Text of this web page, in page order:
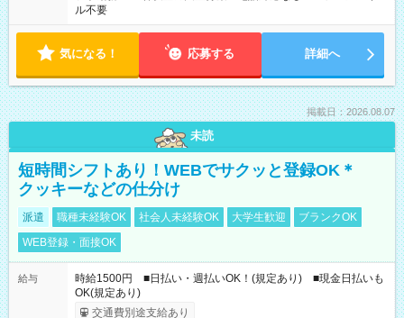
ル不要
気になる！ 応募する 詳細へ
掲載日：2026.08.07
未読
短時間シフトあり！WEBでサクッと登録OK＊
クッキーなどの仕分け
派遣 職種未経験OK 社会人未経験OK 大学生歓迎
ブランクOK
WEB登録・面接OK
給与
時給1500円 ■日払い・週払いOK！(規定あり) ■現金日払いも
OK(規定あり)
交通費別途支給あり